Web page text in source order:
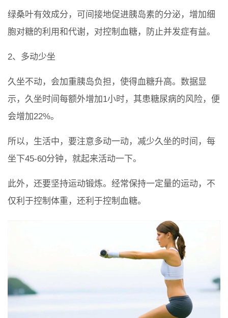
绿桑叶有效成分，可间接地促进胰岛素的分泌，增加细
胞对糖的利用和代谢，对控制血糖，防止并发症有益。
2、多动少坐
久坐不动，会加重胰岛负担，使得血糖升高。数据显
示，久坐时间每额外增加1小时，其患糖尿病的风险，便
会增加22%。
所以，生活中，要注意多动一动，减少久坐的时间，每
坐下45-60分钟，就起来活动一下。
此外，还要坚持运动锻炼。经常保持一定量的运动，不
仅利于控制体重，还利于控制血糖。